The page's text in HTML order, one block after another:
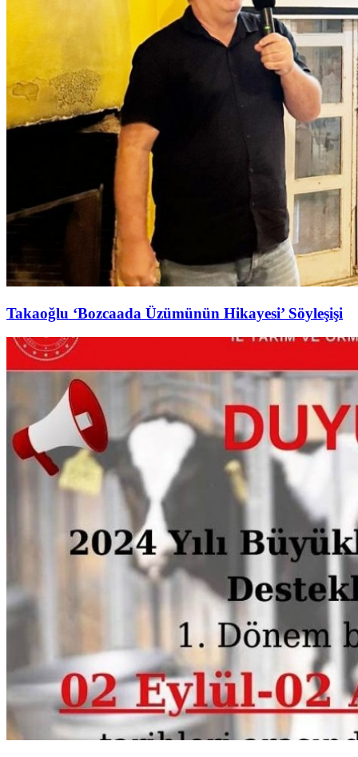
Takaoğlu ‘Bozcaada Üzümünün Hikayesi’ Söyleşişi